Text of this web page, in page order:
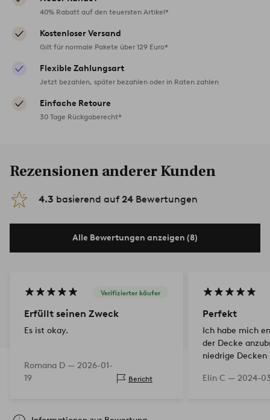
40% Rabatt auf den teuersten Artikel*
Kostenloser Versand
Gilt für normale Pakete über 129 Euro*
Flexible Zahlungsart
Jetzt bezahlen, später bezahlen oder in Raten zahlen
Einfache Retoure
30 Tage Rückgaberecht*
Rezensionen anderer Kunden
4.3 basierend auf 24 Bewertungen
Alle Bewertungen anzeigen (8)
Verifizierter käufer
Erfüllt seinen Zweck
Es ist okay.
Romana D — 2026-01-
19
Bericht
Perfekt
Ich habe mich
der Decke
niedrige Decken
sowohl an der
Elin C — 2024-